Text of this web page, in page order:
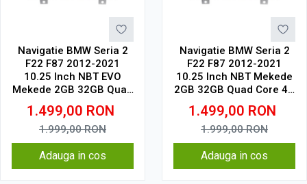
Navigatie BMW Seria 2
F22 F87 2012-2021
10.25 Inch NBT EVO
Mekede 2GB 32GB Quad
Core 4G V1
1.499,00 RON
1.999,00RON
Adauga in cos
Navigatie BMW Seria 2
F22 F87 2012-2021
10.25 Inch NBT Mekede
2GB 32GB Quad Core 4G
V1
1.499,00 RON
1.999,00RON
Adauga in cos